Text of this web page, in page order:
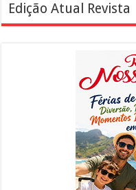
Edição Atual Revista